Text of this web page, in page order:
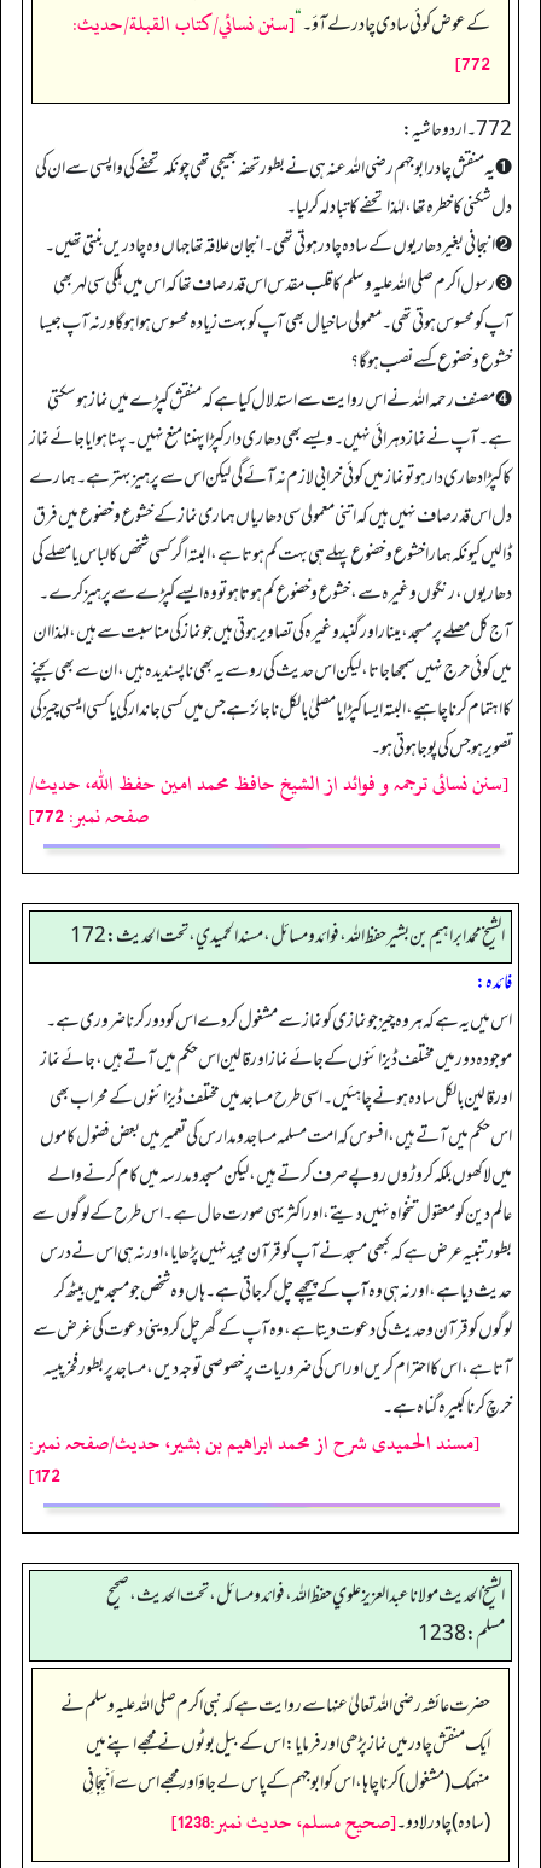
کے عوض کوئی سادی چادر لے آؤ۔‏‏‏‏“[سنن نسائي/كتاب القبلة/حدیث:
772]
772 ۔ اردو حاشیہ:
➊ یہ منقش چادر ابوجہم رضی اللہ عنہ ہی نے بطور تحفہ بھیجی تھی چونکہ تحفے کی واپسی سے ان کی
دل شکنی کا خطرہ تھا، لہٰذا تحفے کا تبادلہ کر لیا۔
➋ انبجانی بغیر دھاریوں کے سادہ چادر ہوتی تھی۔ انبجان علاقہ تھا جہاں وہ چادریں بنتی تھیں۔
➌ رسول اکرم صلی اللہ علیہ وسلم کا قلب مقدس اس قدر صاف تھا کہ اس میں ہلکی سی لہر بھی
آپ کو محسوس ہوتی تھی۔ معمولی سا خیال بھی آپ کو بہت زیادہ محسوس ہوا ہو گا ورنہ آپ جیسا
خشوع و خضوع کسے نصب ہو گا؟
➍ مصنف رحمہ اللہ نے اس روایت سے استدلال کیا ہے کہ منقش کپڑے میں نماز ہو سکتی
ہے۔ آپ نے نماز دہرائی نہیں۔ ویسے بھی دھاری دار کپڑا پہننا منع نہیں۔ پہنا ہوا یا جائے نماز
کا کپڑا دھاری دار ہو تو نماز میں کوئی خرابی لازم نہ آئے گی لیکن اس سے پرہیز بہتر ہے۔ ہمارے
دل اس قدر صاف نہیں ہیں کہ اتنی معمولی سی دھاریاں ہماری نماز کے خشوع و خضوع میں فرق
ڈالیں کیونکہ ہمارا خشوع و خضوع پہلے ہی بہت کم ہوتا ہے، البتہ اگر کسی شخص کا لباس یا مصلے کی
دھاریوں، رنگوں وغیرہ سے، خشوع و خضوع کم ہوتا ہو تو وہ ایسے کپڑے سے پرہیز کرے۔
آج کل مصلے پر مسجد، مینار اور گنبد وغیرہ کی تصاویر ہوتی ہیں جو نماز کی مناسبت سے ہیں، لہٰذا ان
میں کوئی حرج نہیں سمجھا جاتا، لیکن اس حدیث کی رو سے یہ بھی ناپسندیدہ ہیں، ان سے بھی بچنے
کا اہتمام کرنا چاہیے، البتہ ایسا کپڑایا مصلیٰ بالکل ناجائز ہے جس میں کسی جاندار کی یا کسی ایسی چیز کی
تصویر ہو جس کی پوجا ہوتی ہو۔
[سنن نسائی ترجمہ و فوائد از الشیخ حافظ محمد امین حفظ اللہ، حدیث/
صفحہ نمبر: 772]
الشيخ محمد ابراهيم بن بشير حفظ الله، فوائد و مسائل، مسند الحميدي، تحت الحديث:172
فائدہ:
اس میں یہ ہے کہ ہر وہ چیز جو نمازی کو نماز سے مشغول کر دے اس کو دور کرنا ضروری ہے۔
موجودہ دور میں مختلف ڈیزائنوں کے جائے نماز اور قالین اس حکم میں آتے ہیں، جائے نماز
اور قالین بالکل سادہ ہونے چاہئیں۔ اسی طرح مساجد میں مختلف ڈیزائنوں کے محراب بھی
اس حکم میں آتے ہیں، افسوس کہ امت مسلمہ مساجد و مدارس کی تعمیر میں بعض فضول کاموں
میں لاکھوں بلکہ کروڑوں روپے صرف کرتے ہیں، لیکن مسجد و مدرسہ میں کام کرنے والے
عالم دین کو معقول تنخواہ نہیں دیتے، اور اکثر یہی صورت حال ہے۔ اس طرح کے لوگوں سے
بطور تنبیہ عرض ہے کہ کبھی مسجد نے آپ کو قرآن مجید نہیں پڑھایا، اور نہ ہی اس نے درس
حدیث دیا ہے، اور نہ ہی وہ آپ کے پیچھے چل کر جاتی ہے۔ ہاں وہ شخص جو مسجد میں بیٹھ کر
لوگوں کو قرآن و حدیث کی دعوت دیتا ہے، وہ آپ کے گھر چل کر دینی دعوت کی غرض سے
آتا ہے، اس کا احترام کریں اور اس کی ضروریات پر خصوصی توجہ دیں، مساجد پر بطور فخر پیسہ
خرچ کرنا کبیرہ گناہ ہے۔
[مسند الحمیدی شرح از محمد ابراهيم بن بشير، حدیث/صفحہ نمبر:
172]
الشيخ الحديث مولانا عبدالعزيز علوي حفظ الله، فوائد و مسائل، تحت الحديث ، صحيح
مسلم: 1238
حضرت عائشہ رضی اللہ تعالیٰ عنہا سے روایت ہے کہ نبی اکرم صلی اللہ علیہ وسلم نے
ایک منقش چادر میں نماز پڑھی اور فرمایا: اس کے بیل بوٹوں نے مجھے اپنےمیں
منہمک (مشغول) کرنا چاہا، اس کو ابوجہم کے پاس لے جاؤ اور مجھے اس سے اَنْبِجَانِی
(ساده) چادر لا دو۔[صحيح مسلم، حديث نمبر:1238]